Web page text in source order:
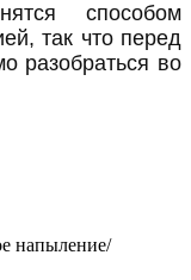
способом
так что перед
разобраться во
напыление/